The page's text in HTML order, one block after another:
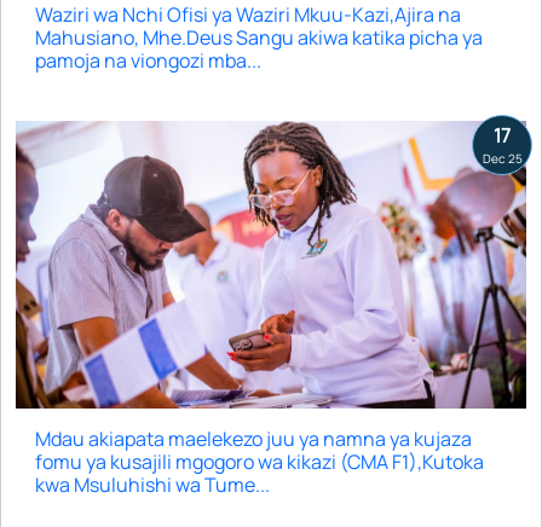
Waziri wa Nchi Ofisi ya Waziri Mkuu-Kazi,Ajira na
Mahusiano, Mhe.Deus Sangu akiwa katika picha ya
pamoja na viongozi mba...
17
Dec 25
Mdau akiapata maelekezo juu ya namna ya kujaza
fomu ya kusajili mgogoro wa kikazi (CMA F1),Kutoka
kwa Msuluhishi wa Tume...